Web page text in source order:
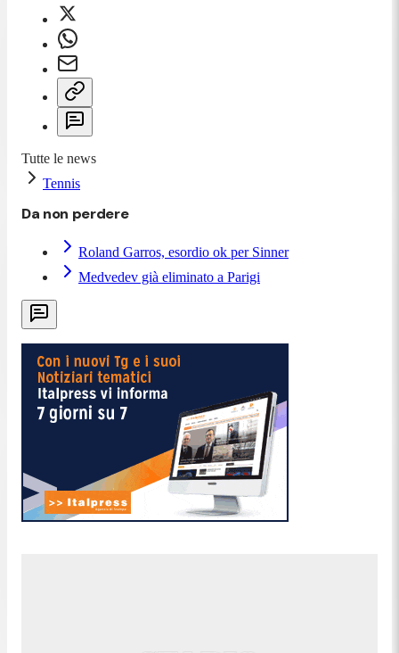
Tutte le news
Tennis
Da non perdere
Roland Garros, esordio ok per Sinner
Medvedev già eliminato a Parigi